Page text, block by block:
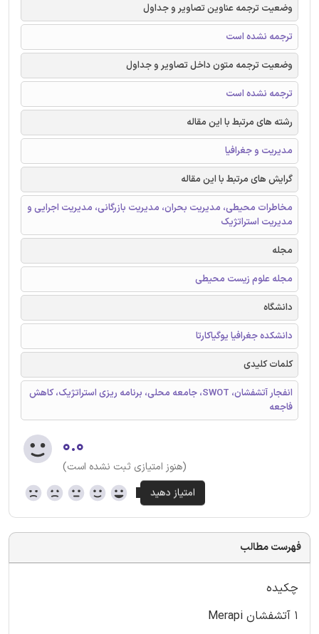
وضعیت ترجمه عناوین تصاویر و جداول
ترجمه نشده است
وضعیت ترجمه متون داخل تصاویر و جداول
ترجمه نشده است
رشته های مرتبط با این مقاله
مدیریت و جغرافیا
گرایش های مرتبط با این مقاله
مخاطرات محیطی، مدیریت بحران، مدیریت بازرگانی، مدیریت اجرایی و
مدیریت استراتژیک
مجله
مجله علوم زیست محیطی
دانشگاه
دانشکده جغرافیا یوگیاکارتا
کلمات کلیدی
انفجار آتشفشان، SWOT، جامعه محلی، برنامه ریزی استراتژیک، کاهش
فاجعه
۰.۰
(هنوز امتیازی ثبت نشده است)
فهرست مطالب
چکیده
۱ آتشفشان Merapi